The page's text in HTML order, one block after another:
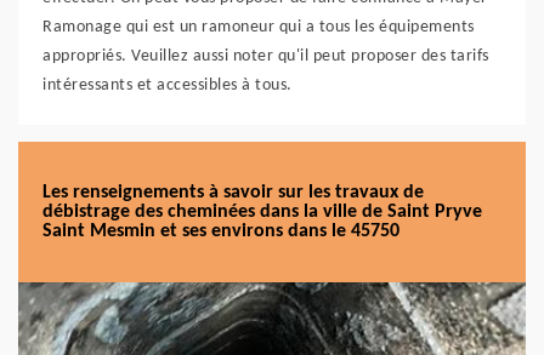
Ramonage qui est un ramoneur qui a tous les équipements
appropriés. Veuillez aussi noter qu'il peut proposer des tarifs
intéressants et accessibles à tous.
Les renseignements à savoir sur les travaux de
débistrage des cheminées dans la ville de Saint Pryve
Saint Mesmin et ses environs dans le 45750